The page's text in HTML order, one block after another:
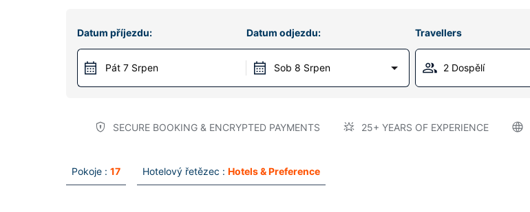
Datum příjezdu:
Pát 7 Srpen
Datum odjezdu:
Sob 8 Srpen
Travellers
2 Dospělí
SECURE BOOKING & ENCRYPTED PAYMENTS 25+ YEARS OF EXPERIENCE
Pokoje : 17 Hotelový řetězec : Hotels & Preference